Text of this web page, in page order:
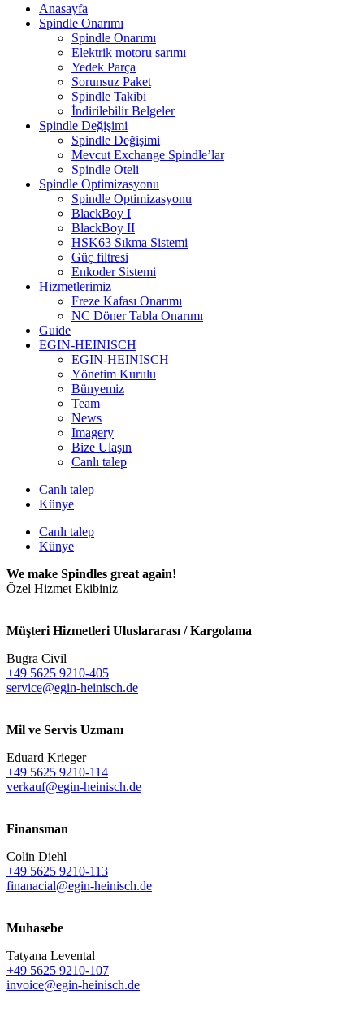
Anasayfa
Spindle Onarımı
Spindle Onarımı
Elektrik motoru sarımı
Yedek Parça
Sorunsuz Paket
Spindle Takibi
İndirilebilir Belgeler
Spindle Değişimi
Spindle Değişimi
Mevcut Exchange Spindle’lar
Spindle Oteli
Spindle Optimizasyonu
Spindle Optimizasyonu
BlackBoy I
BlackBoy II
HSK63 Sıkma Sistemi
Güç filtresi
Enkoder Sistemi
Hizmetlerimiz
Freze Kafası Onarımı
NC Döner Tabla Onarımı
Guide
EGIN-HEINISCH
EGIN-HEINISCH
Yönetim Kurulu
Bünyemiz
Team
News
Imagery
Bize Ulaşın
Canlı talep
Canlı talep
Künye
Canlı talep
Künye
We make Spindles great again!
Özel Hizmet Ekibiniz
Müşteri Hizmetleri Uluslararası / Kargolama
Bugra Civil
+49 5625 9210-405
service@egin-heinisch.de
Mil ve Servis Uzmanı
Eduard Krieger
+49 5625 9210-114
verkauf@egin-heinisch.de
Finansman
Colin Diehl
+49 5625 9210-113
finanacial@egin-heinisch.de
Muhasebe
Tatyana Levental
+49 5625 9210-107
invoice@egin-heinisch.de